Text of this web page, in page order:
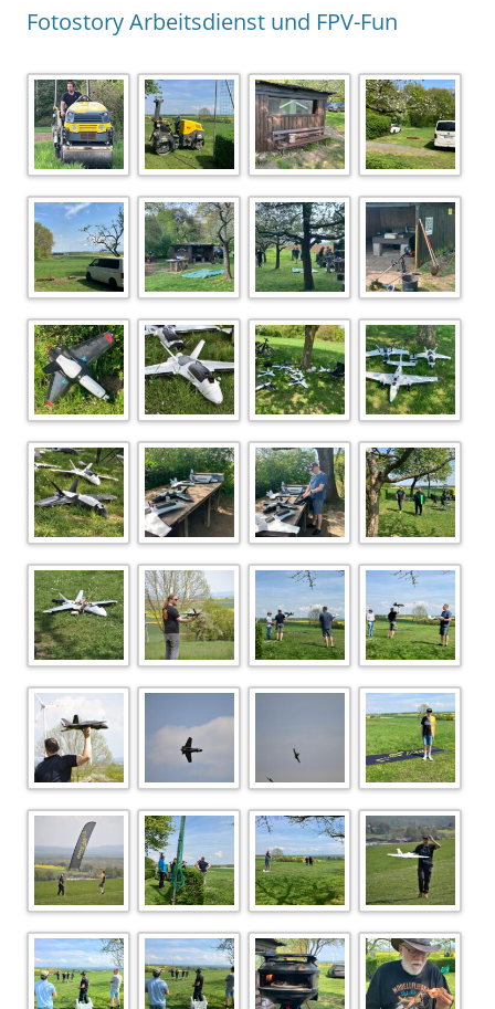
Fotostory Arbeitsdienst und FPV-Fun